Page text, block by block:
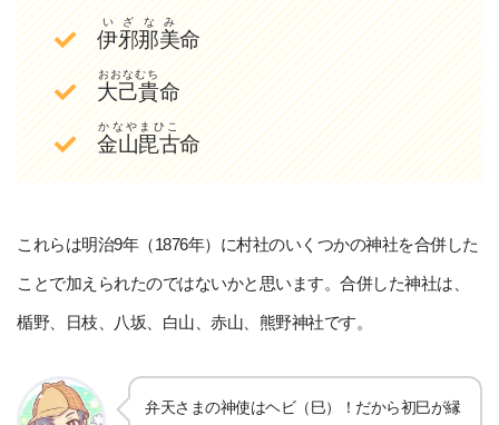
伊邪那美
いざなみ
命
大己貴
おおなむち
命
金山毘古
かなやまひこ
命
これらは明治9年（1876年）に村社のいくつかの神社を合併した
ことで加えられたのではないかと思います。合併した神社は、
楯野、日枝、八坂、白山、赤山、熊野神社です。
弁天さまの神使はヘビ（巳）！だから初巳が縁